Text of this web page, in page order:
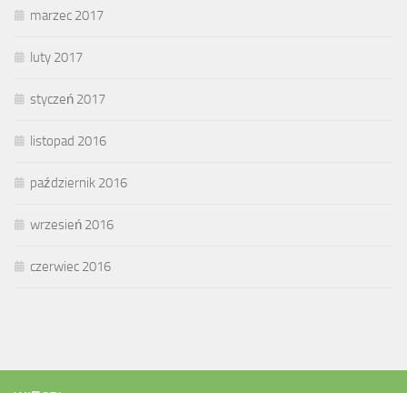
marzec 2017
luty 2017
styczeń 2017
listopad 2016
październik 2016
wrzesień 2016
czerwiec 2016